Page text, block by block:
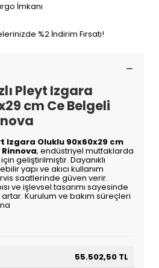
İmkanı
%2 İndirim Fırsatı!
Pleyt Izgara
cm Ce Belgeli
Izgara Oluklu 90x60x29 cm
Rinnova, endüstriyel mutfaklarda
geliştirilmiştir. Dayanıklı
yapı ve akıcı kullanım
saatlerinde güven verir.
ve işlevsel tasarımı sayesinde
Kurulum ve bakım süreçleri
55.502,50 TL